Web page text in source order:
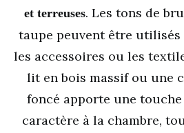
et terreuses. Les tons de
taupe peuvent être utilisés
les accessoires ou les
lit en bois massif ou une
foncé apporte une
caractère à la chambre,